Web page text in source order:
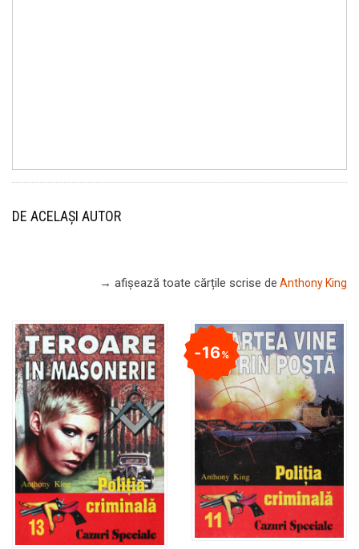
DE ACELAȘI AUTOR
→ afișează toate cărțile scrise de Anthony King
16%